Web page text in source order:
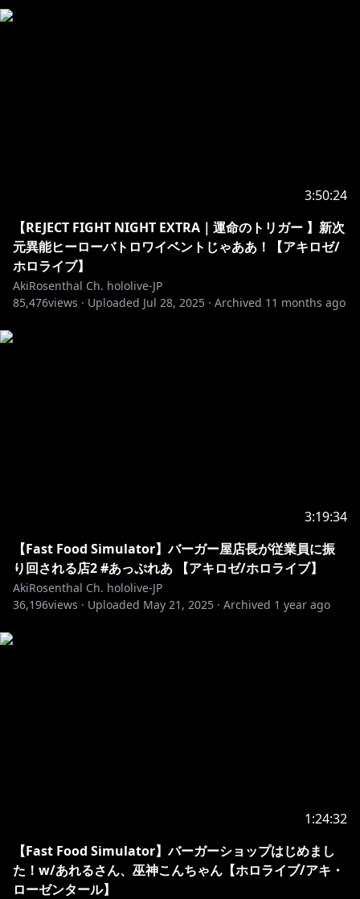
FanTag// #ロゼ隊 #Rosetai
FanArt // #アロ絵 #akimage
切り抜きタグ // #切り抜きロゼ #akiclip
アキ・ローゼンタール宛
・－・－・－・－・－・－・－・－・－・－・－・－・
－・－・－・－・－・
※ホロライブプロダクションから未成年の視聴者の方々
へのお願い
https://www.hololive.tv/request-to-minors
3:50:24
【REJECT FIGHT NIGHT EXTRA｜運命のトリガー 】新次
元異能ヒーローバトロワイベントじゃああ！【アキロゼ/
ホロライブ】
AkiRosenthal Ch. hololive-JP
85,476views · Uploaded Jul 28, 2025 · Archived 11 months ago
3:19:34
【Fast Food Simulator】バーガー屋店長が従業員に振
り回される店2 #あっぷれあ 【アキロゼ/ホロライブ】
AkiRosenthal Ch. hololive-JP
36,196views · Uploaded May 21, 2025 · Archived 1 year ago
1:24:32
【Fast Food Simulator】バーガーショップはじめまし
た！w/あれるさん、巫神こんちゃん【ホロライブ/アキ・
ローゼンタール】